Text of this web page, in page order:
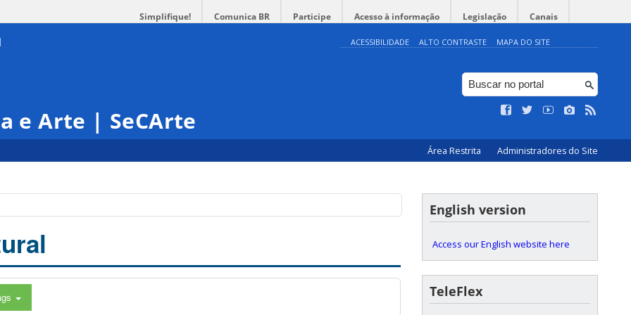
Simplifique! Comunica BR Participe Acesso à informação Legislação Canais
ACESSIBILIDADE ALTO CONTRASTE MAPA DO SITE
e Arte | SeCArte
Área Restrita Administradores do Site
English version
Access our English website here
TeleFlex